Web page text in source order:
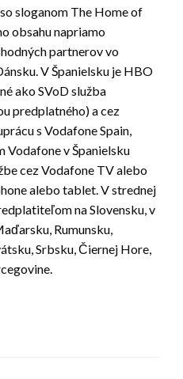
sloganom The Home of
obsahu napriamo
partnerov vo
V Španielsku je HBO
ako SVoD služba
predplatného) a cez
s Vodafone Spain,
Vodafone v Španielsku
cez Vodafone TV alebo
alebo tablet. V strednej
na Slovensku, v
Rumunsku,
Srbsku, Čiernej Hore,